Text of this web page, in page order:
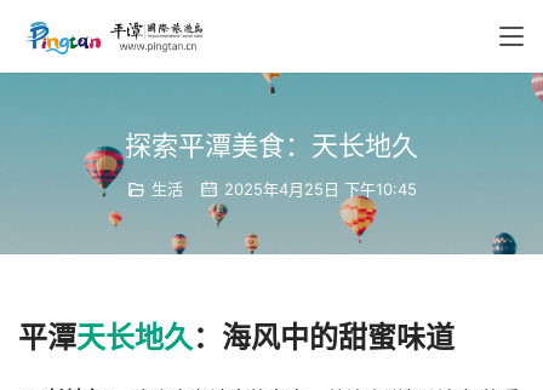
探索平潭美食：天长地久
生活 2025年4月25日 下午10:45
平潭天长地久：海风中的甜蜜味道